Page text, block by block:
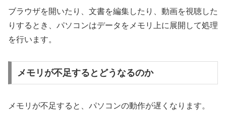
ブラウザを開いたり、文書を編集したり、動画を視聴した
りするとき、パソコンはデータをメモリ上に展開して処理
を行います。
メモリが不足するとどうなるのか
メモリが不足すると、パソコンの動作が遅くなります。